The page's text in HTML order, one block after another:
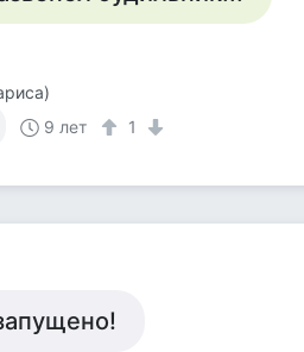
9 лет 1